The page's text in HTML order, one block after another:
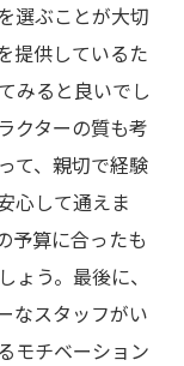
選ぶことが大切
提供しているた
みると良いでし
クターの質も考
て、親切で経験
心して通えま
予算に合ったも
う。最後に、
なスタッフがい
モチベーション